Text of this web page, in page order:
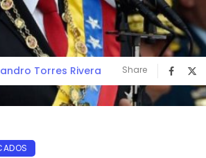
Torres Rivera Share